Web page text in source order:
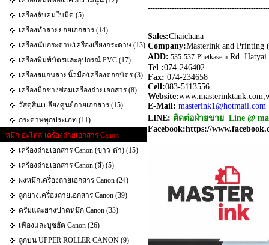
เครื่องลับคมใบมีด (5)
เครื่องทำลายย่อยเอกสาร (14)
เครื่องนับกระดาษ/เครื่องเรียงกระดาษ (13)
เครื่องพิมพ์บัตรและอุปกรณ์ PVC (17)
เครื่องสแกนลายนิ้วมือ/เครืองตอกบัตร (3)
เครื่องมือช่างซ่อมเครื่องถ่ายเอกสาร (8)
วัสดุสินเปลียงศูนย์ถ่ายเอกสาร (15)
กระดาษทุกประเภท (11)
หมึก-อะไหล่-เครื่องถ่ายเอกสาร Canon
เครื่องถ่ายเอกสาร Canon (ขาว-ดำ) (15)
เครื่องถ่ายเอกสาร Canon (สี) (5)
ผงหมึกเครื่องถ่ายเอกสาร Canon (24)
ลูกยางเครื่องถ่ายเอกสาร Canon (39)
ดรัมและยางปาดหมึก Canon (33)
เฟืองและบูชฮ๊ต Canon (26)
ลูกบน UPPER ROLLER CANON (9)
Sales:Chaichana
Company:Masterink and
ADD: 535-537 Phetkasem Rd.
Tel :074-246402
Fax: 074-234658
Cell:083-5113556
Website:
E-Mail:
LINE: ติดต่อฝ่ายขาย Line @
Facebook:https://